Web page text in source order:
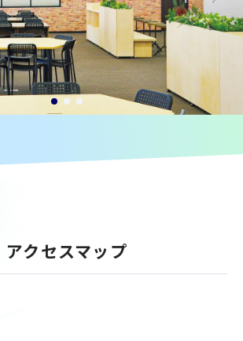
アクセスマップ